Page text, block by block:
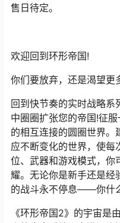
售日待定。
欢迎回到环形帝国!
你们要放弃，还是渴望更
回到快节奏的实时战略系
中圈圈扩张您的帝国!征
的相互连接的圆圈世界。
应不断变化的世界，使每
位、武器和游戏模式，你
耀。无论你是新手还是经
的战斗永不停息——你什
《环形帝国2》的宇宙